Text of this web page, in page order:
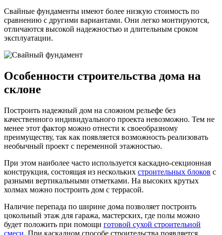
Свайные фундаменты имеют более низкую стоимость по
сравнению с другими вариантами. Они легко монтируются,
отличаются высокой надежностью и длительным сроком
эксплуатации.
Особенности строительства дома на
склоне
Построить надежный дом на сложном рельефе без
качественного индивидуального проекта невозможно. Тем не
менее этот фактор можно отнести к своеобразному
преимуществу, так как появляется возможность реализовать
необычный проект с переменной этажностью.
При этом наиболее часто используется каскадно-секционная
конструкция, состоящая из нескольких строительных блоков с
разными вертикальными отметками. На высоких крутых
холмах можно построить дом с террасой.
Наличие перепада по ширине дома позволяет построить
цокольный этаж для гаража, мастерских, где полы можно
будет положить при помощи готовой сухой строительной